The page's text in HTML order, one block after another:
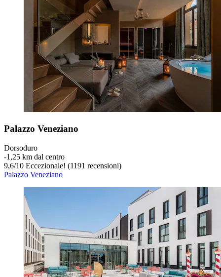
Palazzo Veneziano
Dorsoduro
‐1,25 km dal centro
9,6/10 Eccezionale! (1191 recensioni)
Palazzo Veneziano